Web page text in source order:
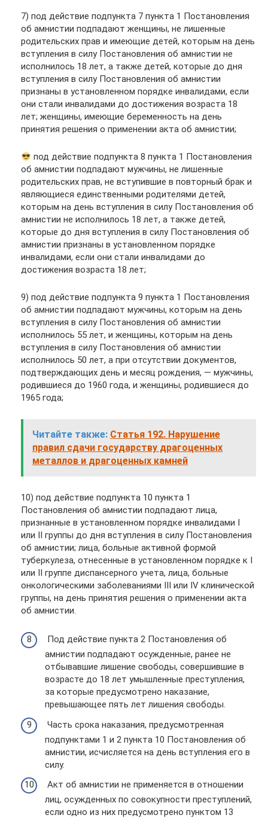
7) под действие подпункта 7 пункта 1 Постановления
об амнистии подпадают женщины, не лишенные
родительских прав и имеющие детей, которым на день
вступления в силу Постановления об амнистии не
исполнилось 18 лет, а также детей, которые до дня
вступления в силу Постановления об амнистии
признаны в установленном порядке инвалидами, если
они стали инвалидами до достижения возраста 18
лет; женщины, имеющие беременность на день
принятия решения о применении акта об амнистии;
под действие подпункта 8 пункта 1 Постановления
об амнистии подпадают мужчины, не лишенные
родительских прав, не вступившие в повторный брак и
являющиеся единственными родителями детей,
которым на день вступления в силу Постановления об
амнистии не исполнилось 18 лет, а также детей,
которые до дня вступления в силу Постановления об
амнистии признаны в установленном порядке
инвалидами, если они стали инвалидами до
достижения возраста 18 лет;
9) под действие подпункта 9 пункта 1 Постановления
об амнистии подпадают мужчины, которым на день
вступления в силу Постановления об амнистии
исполнилось 55 лет, и женщины, которым на день
вступления в силу Постановления об амнистии
исполнилось 50 лет, а при отсутствии документов,
подтверждающих день и месяц рождения, — мужчины,
родившиеся до 1960 года, и женщины, родившиеся до
1965 года;
Читайте также: Статья 192. Нарушение
правил сдачи государству драгоценных
металлов и драгоценных камней
10) под действие подпункта 10 пункта 1
Постановления об амнистии подпадают лица,
признанные в установленном порядке инвалидами I
или II группы до дня вступления в силу Постановления
об амнистии; лица, больные активной формой
туберкулеза, отнесенные в установленном порядке к I
или II группе диспансерного учета, лица, больные
онкологическими заболеваниями III или IV клинической
группы, на день принятия решения о применении акта
об амнистии.
Под действие пункта 2 Постановления об
амнистии подпадают осужденные, ранее не
отбывавшие лишение свободы, совершившие в
возрасте до 18 лет умышленные преступления,
за которые предусмотрено наказание,
превышающее пять лет лишения свободы.
Часть срока наказания, предусмотренная
подпунктами 1 и 2 пункта 10 Постановления об
амнистии, исчисляется на день вступления его в
силу.
Акт об амнистии не применяется в отношении
лиц, осужденных по совокупности преступлений,
если одно из них предусмотрено пунктом 13